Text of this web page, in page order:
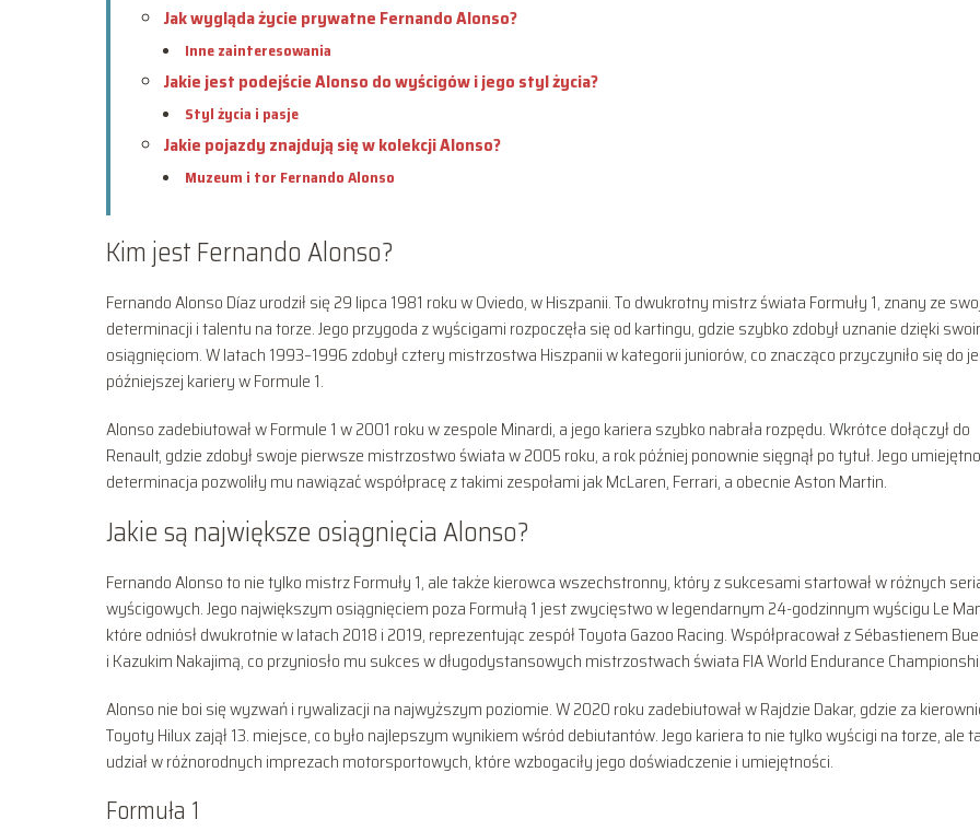
Jak wygląda życie prywatne Fernando Alonso?
Inne zainteresowania
Jakie jest podejście Alonso do wyścigów i jego styl życia?
Styl życia i pasje
Jakie pojazdy znajdują się w kolekcji Alonso?
Muzeum i tor Fernando Alonso
Kim jest Fernando Alonso?
Fernando Alonso Díaz urodził się 29 lipca 1981 roku w Oviedo, w Hiszpanii. To dwukrotny mistrz świata Formuły 1, znany ze
determinacji i talentu na torze. Jego przygoda z wyścigami rozpoczęła się od kartingu, gdzie szybko zdobył uznanie dzięki
osiągnięciom. W latach 1993–1996 zdobył cztery mistrzostwa Hiszpanii w kategorii juniorów, co znacząco przyczyniło się do
późniejszej kariery w Formule 1.
Alonso zadebiutował w Formule 1 w 2001 roku w zespole Minardi, a jego kariera szybko nabrała rozpędu. Wkrótce dołączył do
Renault, gdzie zdobył swoje pierwsze mistrzostwo świata w 2005 roku, a rok później ponownie sięgnął po tytuł. Jego
determinacja pozwoliły mu nawiązać współpracę z takimi zespołami jak McLaren, Ferrari, a obecnie Aston Martin.
Jakie są największe osiągnięcia Alonso?
Fernando Alonso to nie tylko mistrz Formuły 1, ale także kierowca wszechstronny, który z sukcesami startował w różnych
wyścigowych. Jego największym osiągnięciem poza Formułą 1 jest zwycięstwo w legendarnym 24-godzinnym wyścigu Le
które odniósł dwukrotnie w latach 2018 i 2019, reprezentując zespół Toyota Gazoo Racing. Współpracował z Sébastienem
i Kazukim Nakajimą, co przyniosło mu sukces w długodystansowych mistrzostwach świata FIA World Endurance
Alonso nie boi się wyzwań i rywalizacji na najwyższym poziomie. W 2020 roku zadebiutował w Rajdzie Dakar, gdzie za
Toyoty Hilux zajął 13. miejsce, co było najlepszym wynikiem wśród debiutantów. Jego kariera to nie tylko wyścigi na torze, ale
udział w różnorodnych imprezach motorsportowych, które wzbogaciły jego doświadczenie i umiejętności.
Formuła 1